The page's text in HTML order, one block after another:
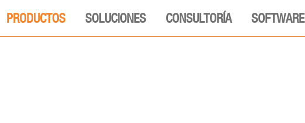
PRODUCTOS SOLUCIONES CONSULTORÍA SOFTWARE